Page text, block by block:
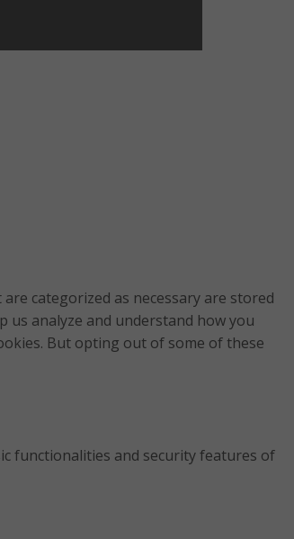
categorized as necessary are stored
analyze and understand how you
But opting out of some of these
functionalities and security features of